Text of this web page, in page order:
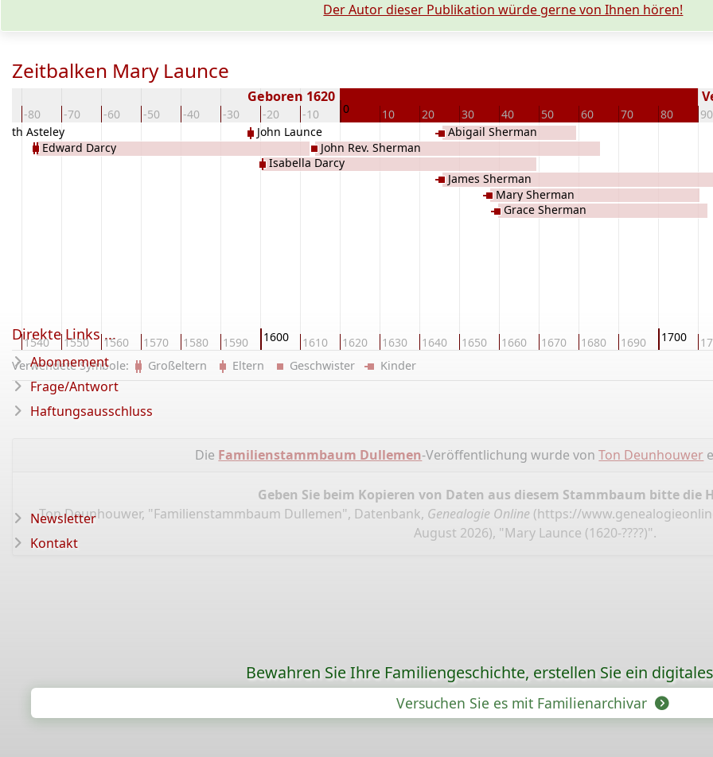
Der Autor dieser Publikation würde gerne von Ihnen hören!
Zeitbalken Mary Launce
-80 -70 -60 -50 -40 -30 -20 -10 0 10 20 30 40 50 60 70 80 90
Geboren 1620
1540 1550 1560 1570 1580 1590 1600 1610 1620 1630 1640 1650 1660 1670 1680 1690 1700
Asteley
Edward Darcy
John Launce
Isabella Darcy
John Rev. Sherman
Abigail Sherman
James Sherman
Mary Sherman
Grace Sherman
Verwendete Symbole: Großeltern Eltern Geschwister Kinder
Die Familienstammbaum Dullemen-Veröffentlichung wurde vonTon Deunhouwer
Geben Sie beim Kopieren von Daten aus diesem Stammbaum bitte die
Ton Deunhouwer, "Familienstammbaum Dullemen", Datenbank, Genealogie Online (https://
August 2026), "Mary Launce (1620-????)".
Direkte Links ...
Abonnement
Frage/Antwort
Haftungsausschluss
Newsletter
Kontakt
Bewahren Sie Ihre Familiengeschichte, erstellen Sie ein
Versuchen Sie es mit Familienarchivar